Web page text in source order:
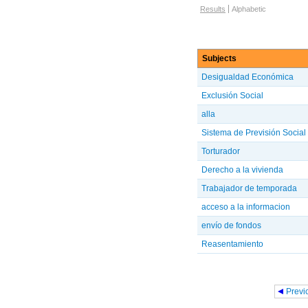
Browse options
Results Alphabetic
Subjects
Desigualdad Económica
Exclusión Social
alla
Sistema de Previsión Social
Torturador
Derecho a la vivienda
Trabajador de temporada
acceso a la informacion
envío de fondos
Reasentamiento